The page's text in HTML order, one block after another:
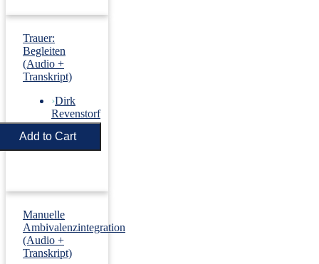
Trauer:
Begleiten
(Audio +
Transkript)
›Dirk
Revenstorf
Price: €5.50
Manuelle
Ambivalenzintegration
(Audio +
Transkript)